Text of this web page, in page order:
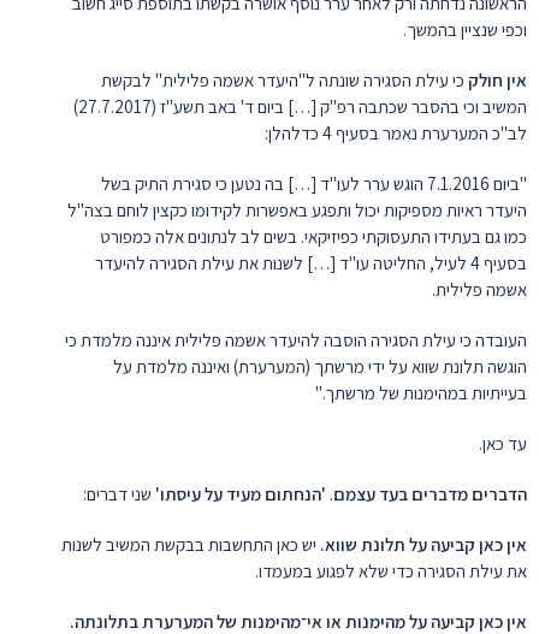
וכפי שנציין בהמשך.
אין חולק כי עילת הסגירה שונתה ל"היעדר אשמה פלילית" לבקשת
המשיב וכי בהסבר שכתבה רפ"ק […] ביום ד' באב תשע"ז (27.7.2017)
לב"כ המערערת נאמר בסעיף 4 כדלהלן:
"ביום 7.1.2016 הוגש ערר לעו"ד […] בה נטען כי סגירת התיק בשל
היעדר ראיות מספיקות יכול ותפגע באפשרות לקידומו כקצין לוחם בצה"ל
כמו גם בעתידו התעסוקתי כפיזיקאי. בשים לב לנתונים אלה כמפורט
בסעיף 4 לעיל, החליטה עו"ד […] לשנות את עילת הסגירה להיעדר
אשמה פלילית.
העובדה כי עילת הסגירה הוסבה להיעדר אשמה פלילית איננה מלמדת כי
הוגשה תלונת שווא על ידי מרשתך (המערערת) ואיננה מלמדת על
בעייתיות במהימנות של מרשתך."
עד כאן.
הדברים מדברים בעד עצמם. 'הנחתום מעיד על עיסתו' שני דברים:
אין כאן קביעה על תלונת שווא. יש כאן התחשבות בבקשת המשיב לשנות
את עילת הסגירה כדי שלא לפגוע במעמדו.
אין כאן קביעה על מהימנות או אי־מהימנות של המערערת בתלונתה.